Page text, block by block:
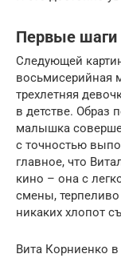
Первые шаги
Следующей
восьмисерийная
трехлетняя
в детстве. Образ
малышка
с точностью
главное, что
кино – она с
смены,
никаких хлопот
Вита Корниенко